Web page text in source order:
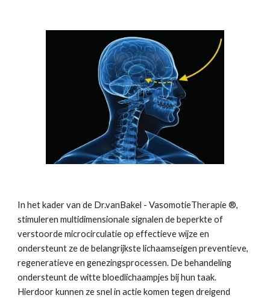
In het kader van de Dr.vanBakel - VasomotieTherapie ®,
stimuleren multidimensionale signalen de beperkte of
verstoorde microcirculatie op effectieve wijze en
ondersteunt ze de belangrijkste lichaamseigen preventieve,
regeneratieve en genezingsprocessen. De behandeling
ondersteunt de witte bloedlichaampjes bij hun taak.
Hierdoor kunnen ze snel in actie komen tegen dreigend